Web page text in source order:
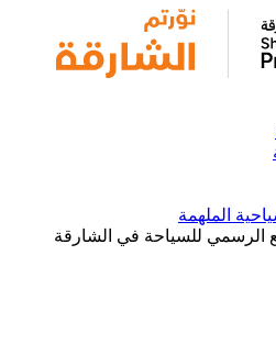
الملهمة
الرسمي للسياحة في الشارقة